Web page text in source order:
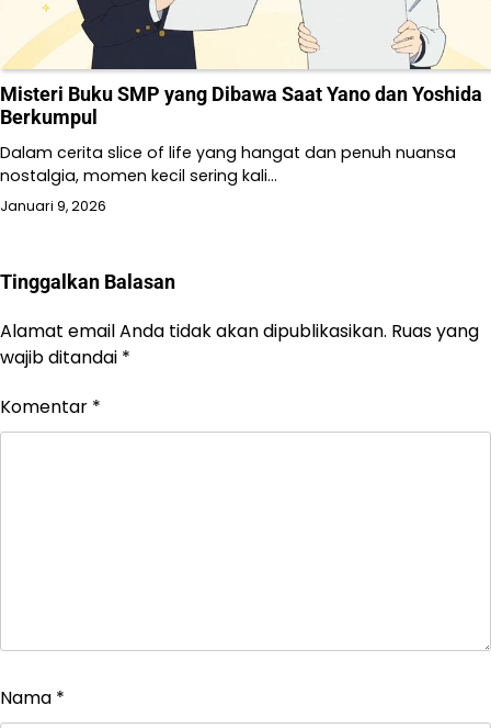
Misteri Buku SMP yang Dibawa Saat Yano dan Yoshida
Berkumpul
Dalam cerita slice of life yang hangat dan penuh nuansa
nostalgia, momen kecil sering kali…
Januari 9, 2026
Tinggalkan Balasan
Alamat email Anda tidak akan dipublikasikan. Ruas yang
wajib ditandai *
Komentar *
Nama *